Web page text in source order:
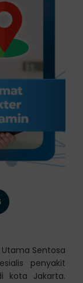
Sentosa
penyakit
kota Jakarta.